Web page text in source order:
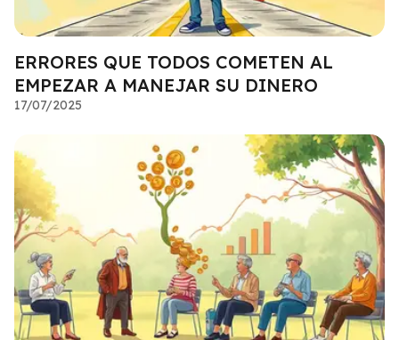
ERRORES QUE TODOS COMETEN AL
EMPEZAR A MANEJAR SU DINERO
17/07/2025